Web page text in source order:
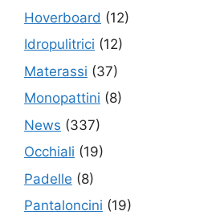
Hoverboard (12)
Idropulitrici (12)
Materassi (37)
Monopattini (8)
News (337)
Occhiali (19)
Padelle (8)
Pantaloncini (19)